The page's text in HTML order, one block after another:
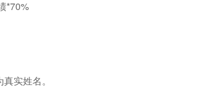
*70%
实姓名。